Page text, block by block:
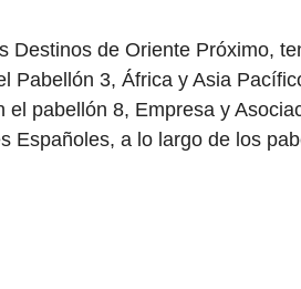
Destinos de Oriente Próximo,
Pabellón 3, África y Asia
el pabellón 8, Empresa y
Españoles, a lo largo de los